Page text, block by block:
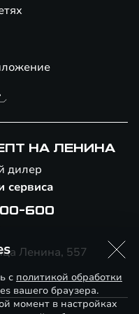
НА ЛЕНИНА
дилер
сервиса
600
Ленина, 557
с политикой обработки
вашего браузера.
момент в настройках